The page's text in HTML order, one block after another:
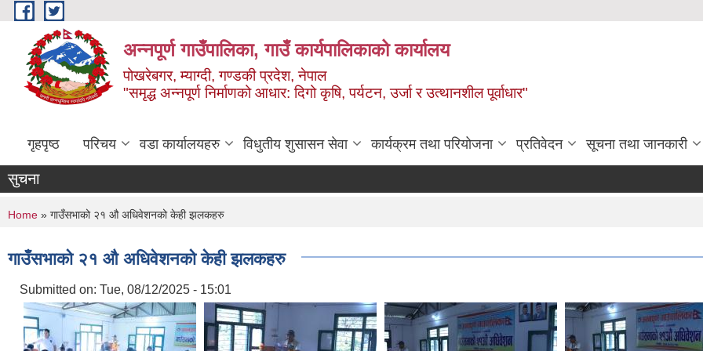
Skip to main content
अन्‍नपूर्ण गाउँपालिका, गाउँ कार्यपालिकाको कार्यालय
पोखरेबगर, म्याग्दी, गण्डकी प्रदेश, नेपाल
"समृद्ध अन्‍नपूर्ण निर्माणको आधार: दिगो कृषि, पर्यटन, उर्जा र उत्थानशील पूर्वाधार"
गृहपृष्ठ परिचय वडा कार्यालयहरु विधुतीय शुसासन सेवा कार्यक्रम तथा परियोजना प्रतिवेदन सूचना तथा जानकारी
सुचना
You are here
Home » गाउँसभाको २१ औ अधिवेशनको केही झलकहरु
गाउँसभाको २१ औ अधिवेशनको केही झलकहरु
Submitted on: Tue, 08/12/2025 - 15:01